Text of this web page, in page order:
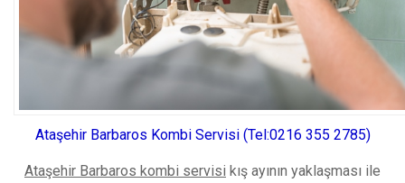
Ataşehir Barbaros Kombi Servisi (Tel:0216 355 2785)
Ataşehir Barbaros kombi servisi kış ayının yaklaşması ile